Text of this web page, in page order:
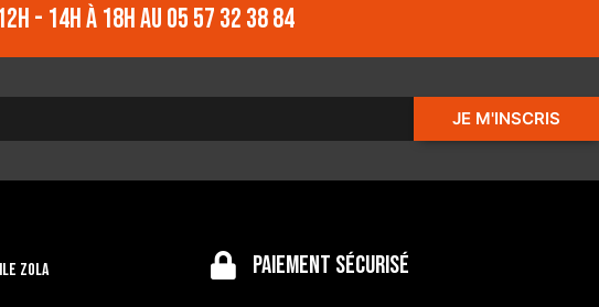
- 14h à 18h au 05 57 32 38 84
JE M'INSCRIS
Zola
Paiement sécurisé